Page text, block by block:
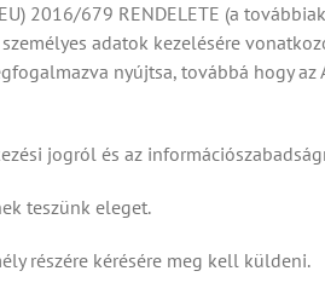
2016/679 RENDELETE (a
adatok kezelésére
nyújtsa, továbbá hogy
jogról és az
teszünk eleget.
részére kérésére meg kell küldeni.